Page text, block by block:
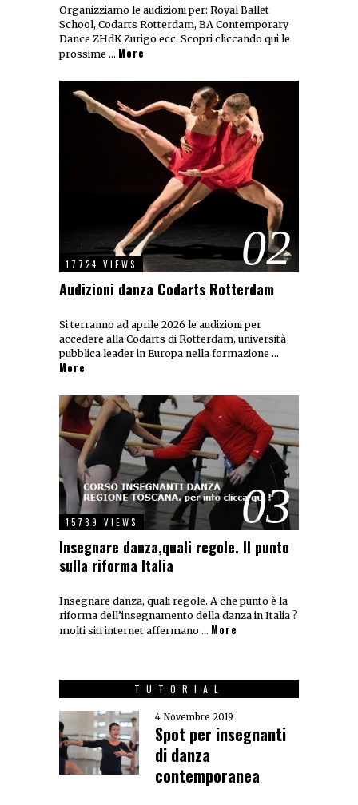
Organizziamo le audizioni per: Royal Ballet
School, Codarts Rotterdam, BA Contemporary
Dance ZHdK Zurigo ecc. Scopri cliccando qui le
prossime … More
02
17724 VIEWS
Audizioni danza Codarts Rotterdam
Si terranno ad aprile 2026 le audizioni per
accedere alla Codarts di Rotterdam, università
pubblica leader in Europa nella formazione …
More
03
15789 VIEWS
Insegnare danza,quali regole. Il punto
sulla riforma Italia
Insegnare danza, quali regole. A che punto è la
riforma dell’insegnamento della danza in Italia ?
molti siti internet affermano … More
TUTORIAL
4 Novembre 2019
Spot per insegnanti
di danza
contemporanea